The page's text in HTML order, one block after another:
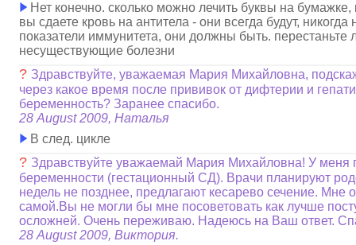
Нет конечно. сколько можно лечить буквы на бумажке,
вы сдаете кровь на антитела - они всегда будут, никогда
показатели иммунитета, они должны быть. перестаньте
несуществующие болезни
? Здравствуйте, уважаемая Мария Михайловна,
через какое время после прививок от дифтерии и
беременность? Заранее спасибо.
28 August 2009, Наталья
В след. цикле
? Здравствуйте уважаемай Мария Михайловна! У меня
беременности (гестационный СД). Врачи планируют
недель не позднее, предлагают кесарево сечение. Мне
самой.Вы не могли бы мне посоветовать как лучше
осложней. Очень переживаю. Надеюсь на Ваш ответ.
28 August 2009, Виктория.